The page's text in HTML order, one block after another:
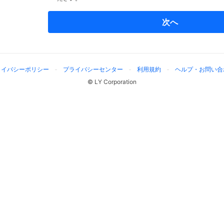
次へ
バシーポリシー プライバシーセンター 利用規約
ヘルプ・お問い
© LY Corporation